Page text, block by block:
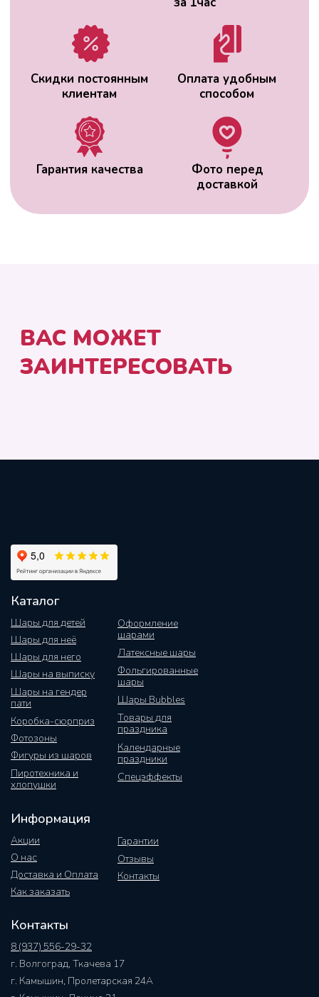
ВАС МОЖЕТ
ЗАИНТЕРЕСОВАТЬ
Каталог
Шары для детей
Шары для неё
Шары на выписку
Шары на гендер
пати
Коробка-сюрприз
Фотозоны
Оформление
шарами
Фигуры из шаров
Латексные шары
Фольгированные
шары
Шары Bubbles
Шары для него
Товары для
праздника
Календарные
праздники
Пиротехника и
хлопушки
Спецэффекты
Информация
Акции
О нас
Как заказать
Гарантии
Отзывы
Контакты
Доставка и Оплата
Контакты
8 (937) 556-29-32
г. Волгоград, Ткачева 17
г. Камышин, Пролетарская 24А